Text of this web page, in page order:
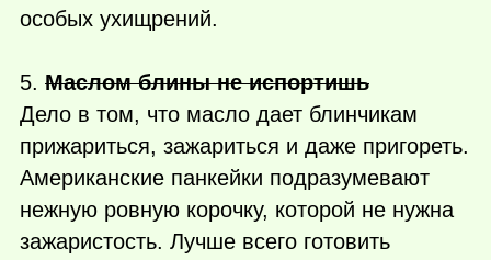
особых ухищрений.
5. Маслом блины не испортишь
Дело в том, что масло дает блинчикам
прижариться, зажариться и даже пригореть.
Американские панкейки подразумевают
нежную ровную корочку, которой не нужна
зажаристость. Лучше всего готовить